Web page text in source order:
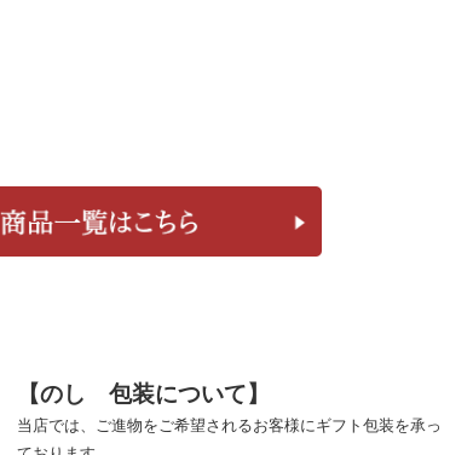
【のし 包装について】
当店では、ご進物をご希望されるお客様にギフト包装を承っ